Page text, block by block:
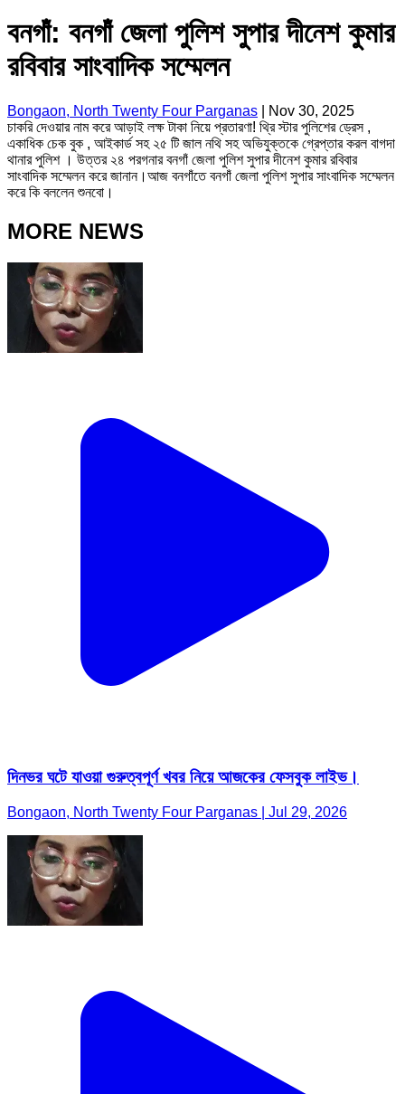
বনগাঁ: বনগাঁ জেলা পুলিশ সুপার দীনেশ কুমার
রবিবার সাংবাদিক সম্মেলন
Bongaon, North Twenty Four Parganas
Nov 30, 2025
চাকরি দেওয়ার নাম করে আড়াই লক্ষ টাকা নিয়ে প্রতারণা! থ্রি স্টার পুলিশের ড্রেস ,
একাধিক চেক বুক , আইকার্ড সহ ২৫ টি জাল নথি সহ অভিযুক্তকে গ্রেপ্তার করল বাগদা
থানার পুলিশ । উত্তর ২৪ পরগনার বনগাঁ জেলা পুলিশ সুপার দীনেশ কুমার রবিবার
সাংবাদিক সম্মেলন করে জানান।আজ বনগাঁতে বনগাঁ জেলা পুলিশ সুপার সাংবাদিক সম্মেলন
করে কি বললেন শুনবো।
MORE NEWS
দিনভর ঘটে যাওয়া গুরুত্বপূর্ণ খবর নিয়ে আজকের ফেসবুক লাইভ।
Bongaon, North Twenty Four Parganas | Jul 29, 2026